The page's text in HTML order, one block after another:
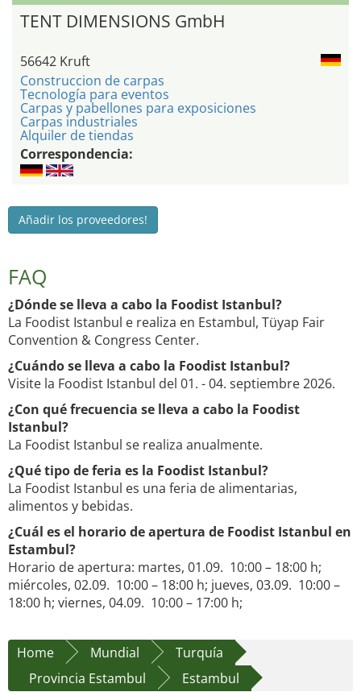
TENT DIMENSIONS GmbH
56642 Kruft
Construccion de carpas
Tecnología para eventos
Carpas y pabellones para exposiciones
Carpas industriales
Alquiler de tiendas
Correspondencia:
Añadir los proveedores!
FAQ
¿Dónde se lleva a cabo la Foodist Istanbul?
La Foodist Istanbul e realiza en Estambul, Tüyap Fair
Convention & Congress Center.
¿Cuándo se lleva a cabo la Foodist Istanbul?
Visite la Foodist Istanbul del 01. - 04. septiembre 2026.
¿Con qué frecuencia se lleva a cabo la Foodist
Istanbul?
La Foodist Istanbul se realiza anualmente.
¿Qué tipo de feria es la Foodist Istanbul?
La Foodist Istanbul es una feria de alimentarias,
alimentos y bebidas.
¿Cuál es el horario de apertura de Foodist Istanbul en
Estambul?
Horario de apertura: martes, 01.09. 10:00 – 18:00 h;
miércoles, 02.09. 10:00 – 18:00 h; jueves, 03.09. 10:00 –
18:00 h; viernes, 04.09. 10:00 – 17:00 h;
Home Mundial
Turquía
Provincia Estambul
Estambul